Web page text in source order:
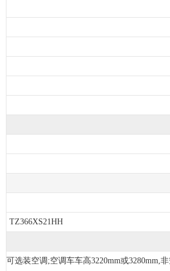
TZ366XS21HH
可选装空调;空调车车高3220mm或3280mm,